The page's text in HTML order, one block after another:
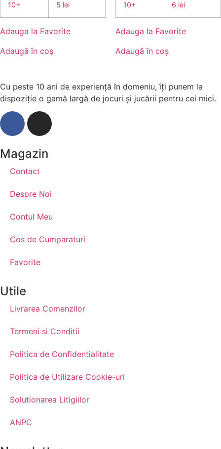
10+ 5 lei
Adauga la Favorite
Adaugă în coș
10+ 6 lei
Adauga la Favorite
Adaugă în coș
Cu peste 10 ani de experiență în domeniu, îți punem la
dispoziție o gamă largă de jocuri și jucării pentru cei mici.
Magazin
Contact
Despre Noi
Contul Meu
Cos de Cumparaturi
Favorite
Utile
Livrarea Comenzilor
Termeni si Conditii
Politica de Confidentialitate
Politica de Utilizare Cookie-uri
Solutionarea Litigiilor
ANPC